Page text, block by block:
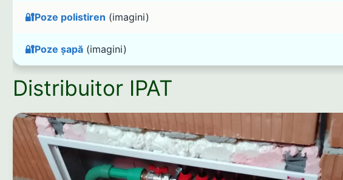
🔐Poze polistiren (imagini)
🔐Poze șapă (imagini)
Distribuitor IPAT